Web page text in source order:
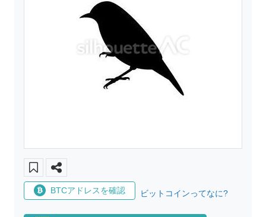
BTCアドレスを確認 ビットコインってなに?